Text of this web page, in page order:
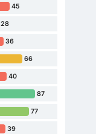
45
28
36
66
40
87
77
39